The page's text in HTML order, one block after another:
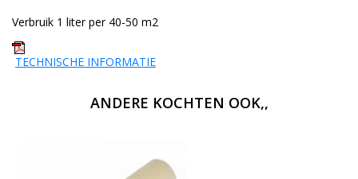
Verbruik 1 liter per 40-50 m2
TECHNISCHE INFORMATIE
ANDERE KOCHTEN OOK,,